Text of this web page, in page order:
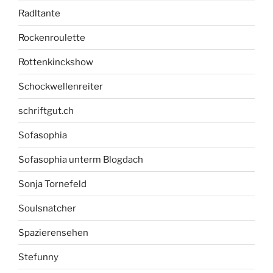
Radltante
Rockenroulette
Rottenkinckshow
Schockwellenreiter
schriftgut.ch
Sofasophia
Sofasophia unterm Blogdach
Sonja Tornefeld
Soulsnatcher
Spazierensehen
Stefunny